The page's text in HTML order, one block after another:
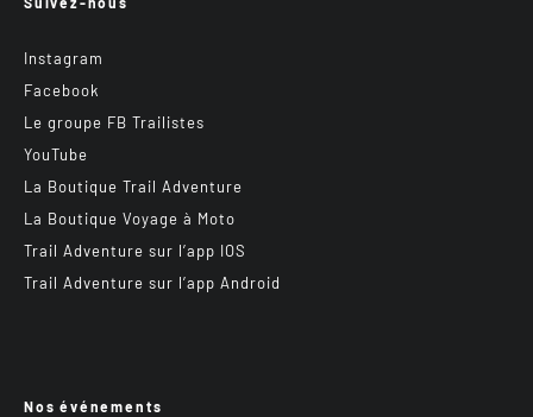
Instagram
Facebook
Le groupe FB Trailistes
YouTube
La Boutique Trail Adventure
La Boutique Voyage à Moto
Trail Adventure sur l’app IOS
Trail Adventure sur l’app Android
Nos événements